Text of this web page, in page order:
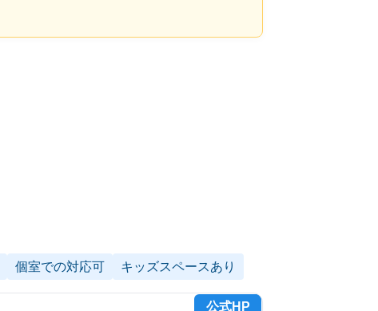
個室での対応可 キッズスペースあり
公式HP